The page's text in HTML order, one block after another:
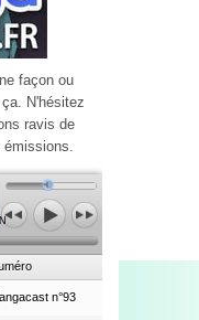
façon ou
N'hésitez
ravis de
émissions.
n°93